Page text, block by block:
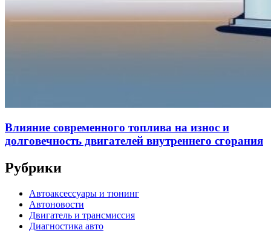
Влияние современного топлива на износ и
долговечность двигателей внутреннего сгорания
Рубрики
Автоаксессуары и тюнинг
Автоновости
Двигатель и трансмиссия
Диагностика авто